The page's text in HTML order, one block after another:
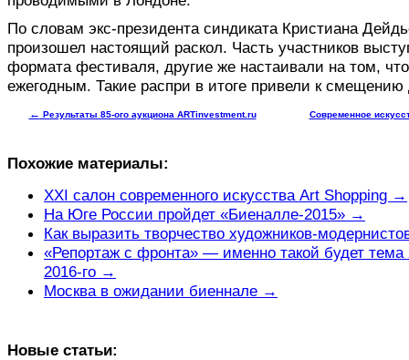
По словам экс-президента синдиката Кристиана
произошел настоящий раскол. Часть участников
формата фестиваля, другие же настаивали на том,
ежегодным. Такие распри в итоге привели к
← Результаты 85-ого аукциона ARTinvestment.ru Современное
Похожие материалы:
XXI салон современного искусства Art Shopping →
На Юге России пройдет «Биеналле-2015» →
Как выразить творчество художников-
«Репортаж с фронта» — именно такой будет тема
2016-го →
Москва в ожидании биеннале →
Новые статьи: